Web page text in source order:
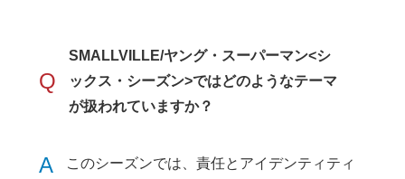
Q
SMALLVILLE/ヤング・スーパーマン<シ
ックス・シーズン>ではどのようなテーマ
が扱われていますか？
A
このシーズンでは、責任とアイデンティティ